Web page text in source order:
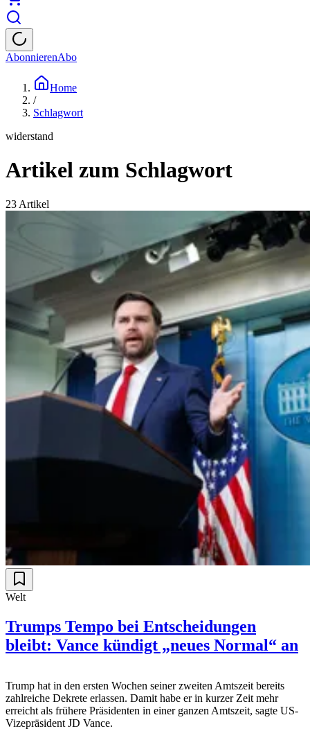
AbonnierenAbo
Home
/
Schlagwort
widerstand
Artikel zum Schlagwort
23 Artikel
Welt
Trumps Tempo bei Entscheidungen
bleibt: Vance kündigt „neues Normal“ an
Trump hat in den ersten Wochen seiner zweiten Amtszeit bereits
zahlreiche Dekrete erlassen. Damit habe er in kurzer Zeit mehr
erreicht als frühere Präsidenten in einer ganzen Amtszeit, sagte US-
Vizepräsident JD Vance.